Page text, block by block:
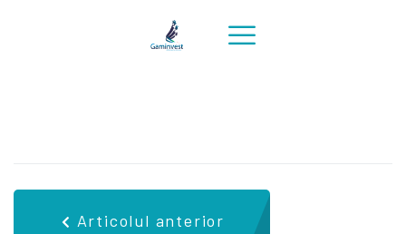
Articolul anterior